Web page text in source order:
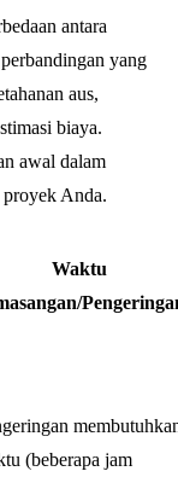
antara
yang
aus,
biaya.
awal dalam
Anda.
Waktu
(beberapa jam